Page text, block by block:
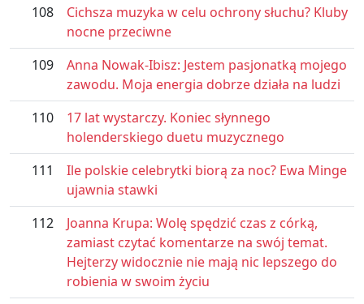
108
Cichsza muzyka w celu ochrony słuchu? Kluby
nocne przeciwne
109
Anna Nowak-Ibisz: Jestem pasjonatką mojego
zawodu. Moja energia dobrze działa na ludzi
110
17 lat wystarczy. Koniec słynnego
holenderskiego duetu muzycznego
111
Ile polskie celebrytki biorą za noc? Ewa Minge
ujawnia stawki
112
Joanna Krupa: Wolę spędzić czas z córką,
zamiast czytać komentarze na swój temat.
Hejterzy widocznie nie mają nic lepszego do
robienia w swoim życiu